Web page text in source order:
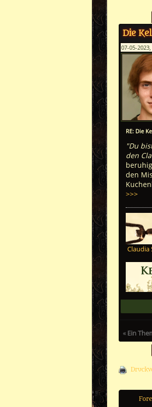
Die
07-05-
RE: Die
"Du
den
den
>>>
Claudia
« Ein